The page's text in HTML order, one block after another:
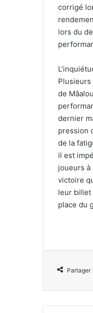
corrigé
lors du
de
dernier
pression
de la
il est
joueurs
victoire
leur billet
place du
Partager